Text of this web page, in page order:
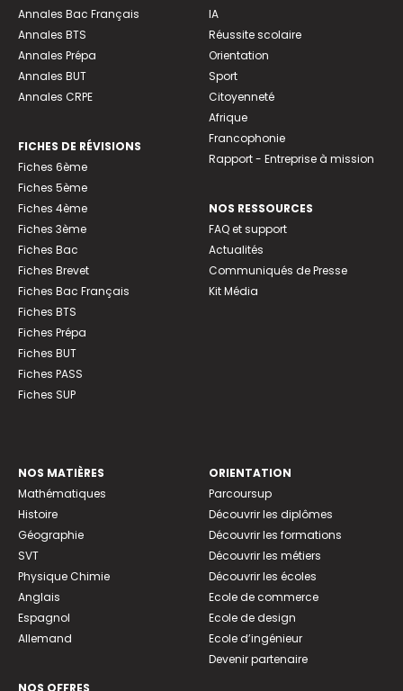
Annales Bac Français
Annales BTS
Annales Prépa
Annales BUT
Annales CRPE
FICHES DE RÉVISIONS
Fiches 6ème
Fiches 5ème
Fiches 4ème
Fiches 3ème
Fiches Bac
Fiches Brevet
Fiches Bac Français
Fiches BTS
Fiches Prépa
Fiches BUT
Fiches PASS
Fiches SUP
IA
Réussite scolaire
Orientation
Sport
Citoyenneté
Afrique
Francophonie
Rapport - Entreprise à mission
NOS RESSOURCES
FAQ et support
Actualités
Communiqués de Presse
Kit Média
NOS MATIÈRES
Mathématiques
Histoire
Géographie
SVT
Physique Chimie
Anglais
Espagnol
Allemand
NOS OFFRES
ORIENTATION
Parcoursup
Découvrir les diplômes
Découvrir les formations
Découvrir les métiers
Découvrir les écoles
Ecole de commerce
Ecole de design
Ecole d’ingénieur
Devenir partenaire